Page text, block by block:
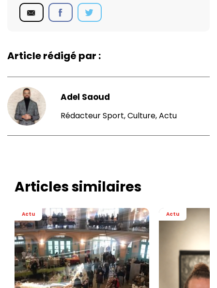
Article rédigé par :
Adel Saoud
Rédacteur Sport, Culture, Actu
Articles similaires
Actu Actu